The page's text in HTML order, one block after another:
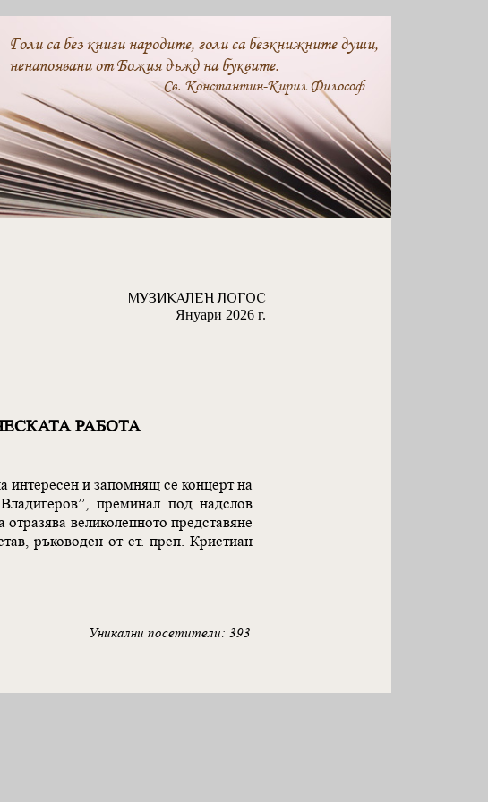
Голи са без книги народите, голи са безкнижните души,
ненапоявани от Божия дъжд на буквите.
Св. Константин-Кирил Философ
МУЗИКАЛЕН ЛОГОС
Януари 2026 г.
РАБОТА
интересен и запомнящ се концерт на
преминал под надслов
великолепното представяне
ръководен от ст. преп. Кристиан
Уникални посетители: 393